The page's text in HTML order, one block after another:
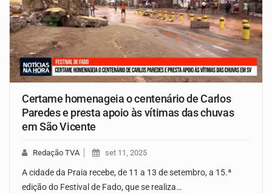
Certame homenageia o centenário de Carlos
Paredes e presta apoio às vítimas das chuvas
em São Vicente
Redação TVA set 11, 2025
A cidade da Praia recebe, de 11 a 13 de setembro, a 15.ª
edição do Festival de Fado, que se realiza…